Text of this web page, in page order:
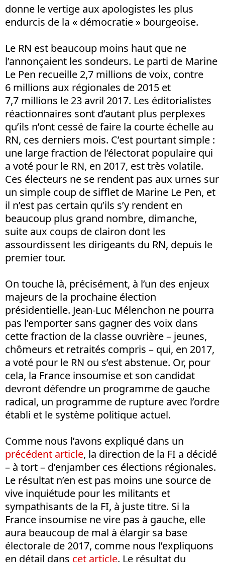
donne le vertige aux apologistes les plus
endurcis de la « démocratie » bourgeoise.
Le RN est beaucoup moins haut que ne
l’annonçaient les sondeurs. Le parti de Marine
Le Pen recueille 2,7 millions de voix, contre
6 millions aux régionales de 2015 et
7,7 millions le 23 avril 2017. Les éditorialistes
réactionnaires sont d’autant plus perplexes
qu’ils n’ont cessé de faire la courte échelle au
RN, ces derniers mois. C’est pourtant simple :
une large fraction de l’électorat populaire qui
a voté pour le RN, en 2017, est très volatile.
Ces électeurs ne se rendent pas aux urnes sur
un simple coup de sifflet de Marine Le Pen, et
il n’est pas certain qu’ils s’y rendent en
beaucoup plus grand nombre, dimanche,
suite aux coups de clairon dont les
assourdissent les dirigeants du RN, depuis le
premier tour.
On touche là, précisément, à l’un des enjeux
majeurs de la prochaine élection
présidentielle. Jean-Luc Mélenchon ne pourra
pas l’emporter sans gagner des voix dans
cette fraction de la classe ouvrière – jeunes,
chômeurs et retraités compris – qui, en 2017,
a voté pour le RN ou s’est abstenue. Or, pour
cela, la France insoumise et son candidat
devront défendre un programme de gauche
radical, un programme de rupture avec l’ordre
établi et le système politique actuel.
Comme nous l’avons expliqué dans un
précédent article, la direction de la FI a décidé
– à tort – d’enjamber ces élections régionales.
Le résultat n’en est pas moins une source de
vive inquiétude pour les militants et
sympathisants de la FI, à juste titre. Si la
France insoumise ne vire pas à gauche, elle
aura beaucoup de mal à élargir sa base
électorale de 2017, comme nous l’expliquons
en détail dans cet article. Le résultat du